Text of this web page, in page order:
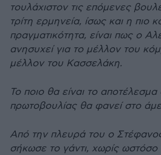
τουλάχιστον τις επόµενες
τρίτη ερµηνεία, ίσως και η πιο
πραγµατικότητα, είναι πως ο
ανησυχεί για το µέλλον του
µέλλον του Κασσελάκη.
Το ποιο θα είναι το
πρωτοβουλίας θα φανεί στο
Από την πλευρά του ο
σήκωσε το γάντι, χωρίς ωστόσο